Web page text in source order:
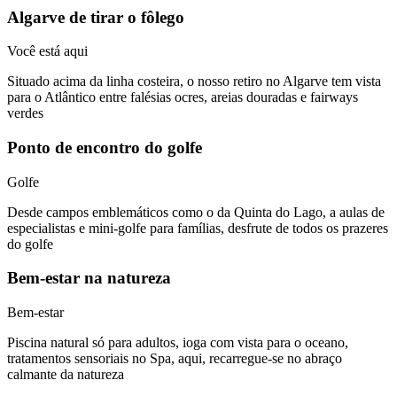
Algarve de tirar o fôlego
Você está aqui
Situado acima da linha costeira, o nosso retiro no Algarve tem vista
para o Atlântico entre falésias ocres, areias douradas e fairways
verdes
Ponto de encontro do golfe
Golfe
Desde campos emblemáticos como o da Quinta do Lago, a aulas de
especialistas e mini-golfe para famílias, desfrute de todos os prazeres
do golfe
Bem-estar na natureza
Bem-estar
Piscina natural só para adultos, ioga com vista para o oceano,
tratamentos sensoriais no Spa, aqui, recarregue-se no abraço
calmante da natureza